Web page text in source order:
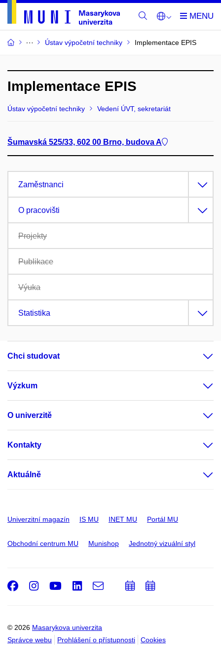
Ústav výpočetní techniky Implementace EPIS
Implementace EPIS
Ústav výpočetní techniky Vedení ÚVT, sekretariát
Šumavská 525/33, 602 00 Brno, budova A
Zaměstnanci
O pracovišti
Projekty
Publikace
Výuka
Statistika
Chci studovat
Výzkum
O univerzitě
Kontakty
Aktuálně
Univerzitní magazín IS MU INET MU Portál MU
Obchodní centrum MU Munishop Jednotný vizuální styl
© 2026 Masarykova univerzita
Správce webu
Prohlášení o přístupnosti Cookies
Facebook
Instagram
Youtube
LinkedIn
e-
PřidatPřidat